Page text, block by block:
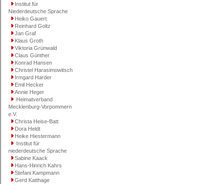
Institut für
Niederdeutsche Sprache
Heiko Gauert
Reinhard Goltz
Jan Graf
Klaus Groth
Viktoria Grünwald
Claus Günther
Konrad Hansen
Christel Harasimowitsch
Irmgard Harder
Emil Hecker
Annie Heger
Heimatverband
Mecklenburg-Vorpommern
e.V.
Christa Heise-Batt
Dora Heldt
Heike Hiestermann
Institut für
niederdeutsche Sprache
Sabine Kaack
Hans-Hinrich Kahrs
Stefani Kampmann
Gerd Katthage